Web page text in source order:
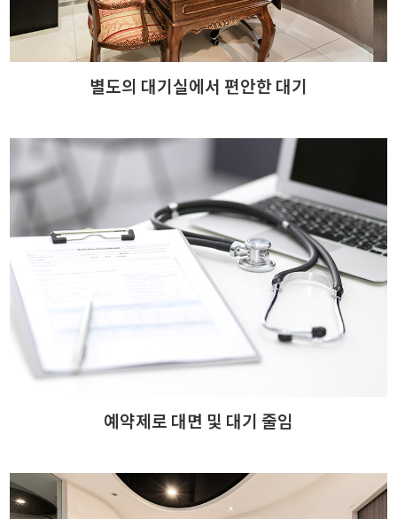
별도의 대기실에서 편안한 대기
예약제로 대면 및 대기 줄임